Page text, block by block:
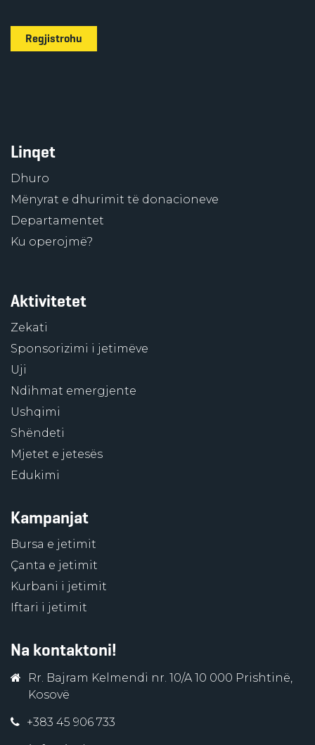
Regjistrohu
Linqet
Dhuro
Mënyrat e dhurimit të donacioneve
Departamentet
Ku operojmë?
Aktivitetet
Zekati
Sponsorizimi i jetimëve
Uji
Ndihmat emergjente
Ushqimi
Shëndeti
Mjetet e jetesës
Edukimi
Kampanjat
Bursa e jetimit
Çanta e jetimit
Kurbani i jetimit
Iftari i jetimit
Na kontaktoni!
Rr. Bajram Kelmendi nr. 10/A 10 000 Prishtinë,
Kosovë
+383 45 906 733